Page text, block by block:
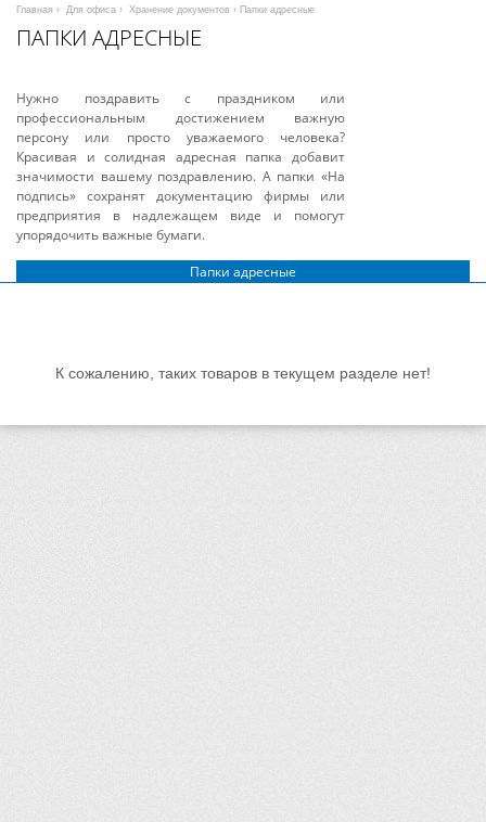
Главная › Для офиса › Хранение документов › Папки адресные
ПАПКИ АДРЕСНЫЕ
Нужно поздравить с праздником или
профессиональным достижением важную
персону или просто уважаемого человека?
Красивая и солидная адресная папка добавит
значимости вашему поздравлению. А папки «На
подпись» сохранят документацию фирмы или
предприятия в надлежащем виде и помогут
упорядочить важные бумаги.
Папки адресные
К сожалению, таких товаров в текущем разделе нет!